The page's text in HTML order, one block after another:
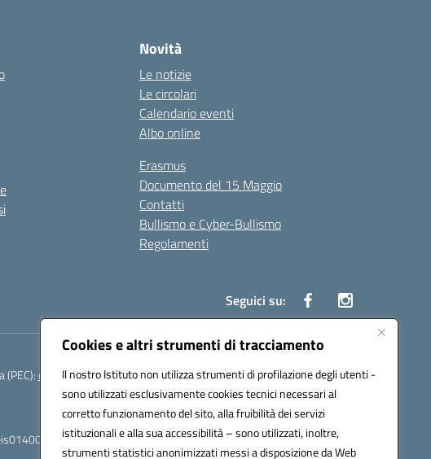
Cookies e altri strumenti di tracciamento
Il nostro Istituto non utilizza strumenti di profilazione degli utenti -
sono utilizzati esclusivamente cookies tecnici necessari al
corretto funzionamento del sito, alla fruibilità dei servizi
istituzionali e alla sua accessibilità – sono utilizzati, inoltre,
strumenti statistici anonimizzati messi a disposizione da Web
Novità
Le notizie
Le circolari
Calendario eventi
Albo online
Erasmus
Documento del 15 Maggio
Contatti
Bullismo e Cyber-Bullismo
Regolamenti
Seguici su:
(PEC):ceis014005@pec.istruzione.it